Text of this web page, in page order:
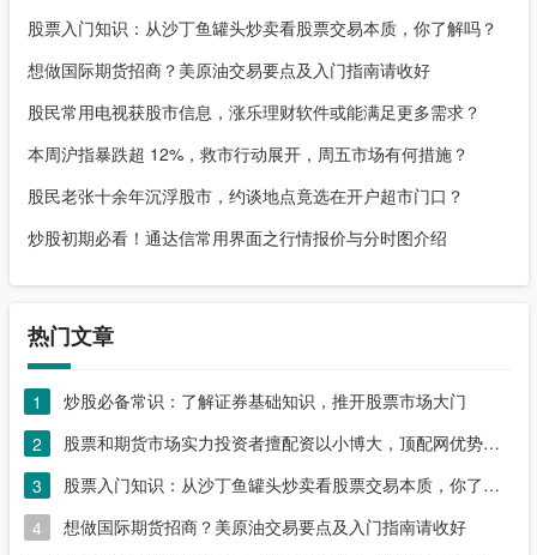
股票入门知识：从沙丁鱼罐头炒卖看股票交易本质，你了解吗？
想做国际期货招商？美原油交易要点及入门指南请收好
股民常用电视获股市信息，涨乐理财软件或能满足更多需求？
本周沪指暴跌超 12%，救市行动展开，周五市场有何措施？
股民老张十余年沉浮股市，约谈地点竟选在开户超市门口？
炒股初期必看！通达信常用界面之行情报价与分时图介绍
热门文章
1
炒股必备常识：了解证券基础知识，推开股票市场大门
2
股票和期货市场实力投资者擅配资以小博大，顶配网优势尽显
3
股票入门知识：从沙丁鱼罐头炒卖看股票交易本质，你了解吗？
4
想做国际期货招商？美原油交易要点及入门指南请收好